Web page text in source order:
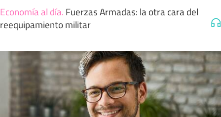
Economía al día. Fuerzas Armadas: la otra cara del
reequipamiento militar